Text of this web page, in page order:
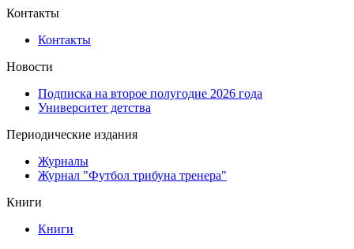
Контакты
Контакты
Новости
Подписка на второе полугодие 2026 года
Университет детства
Периодические издания
Журналы
Журнал "Футбол трибуна тренера"
Книги
Книги